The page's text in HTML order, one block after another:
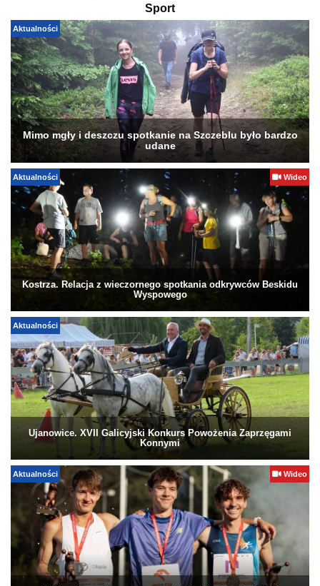
Sport
Aktualności
Mimo mgły i deszczu spotkanie na Szczeblu było bardzo
udane
Aktualności Wideo
Kostrza. Relacja z wieczornego spotkania odkrywców Beskidu
Wyspowego
Aktualności
Ujanowice. XVII Galicyjski Konkurs Powożenia Zaprzęgami
Konnymi
Aktualności Wideo